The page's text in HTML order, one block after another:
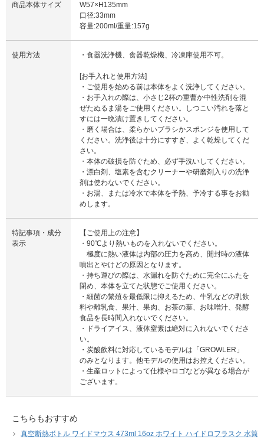
商品本体サイズ
W57×H135mm
口径:33mm
容量:200ml/重量:157g
使用方法 ・食器洗浄機、食器乾燥機、冷凍庫使用不可。
[お手入れと使用方法]
・ご使用を始める前は本体をよく洗浄してください。
・お手入れの際は、小さじ2杯の重曹か中性洗剤を混
ぜたぬるま湯をご使用ください。しつこい汚れを落と
すには一晩漬け置きしてください。
・磨く場合は、柔らかいブラシかスポンジを使用して
ください。洗浄後は十分にすすぎ、よく乾燥してくだ
さい。
・本体の破損を防ぐため、必ず手洗いしてください。
・漂白剤、塩素を含むクリーナーや研磨剤入りの洗浄
剤は使わないでください。
・お湯、または冷水で本体を予熱、予冷する事をお勧
めします。
特記事項・成分
表示
【ご使用上の注意】
・90℃より熱いものを入れないでください。
極度に熱い液体は内部の圧力を高め、開封時の液体
噴出とやけどの原因となります。
・持ち運びの際は、水漏れを防ぐために完全にふたを
閉め、本体を立てた状態でご使用ください。
・細菌の繁殖を最低限に抑えるため、牛乳などの乳飲
料や離乳食、果汁、果肉、お茶の葉、お味噌汁、発酵
食品を長時間入れないでください。
・ドライアイス、液体窒素は絶対に入れないでくださ
い。
・炭酸飲料に対応しているモデルは「GROWLER」
のみとなります。他モデルの使用はお控えください。
・生産ロットによって仕様やロゴなどが異なる場合が
ございます。
こちらもおすすめ
真空断熱ボトル ワイドマウス 473ml 16oz ホワイト ハイドロフラスク 水筒